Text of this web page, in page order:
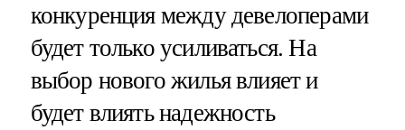
конкуренция между девелоперами
будет только усиливаться. На
выбор нового жилья влияет и
будет влиять надежность